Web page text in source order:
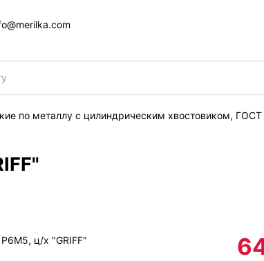
по металлу с цилиндрическим хвостовиком,